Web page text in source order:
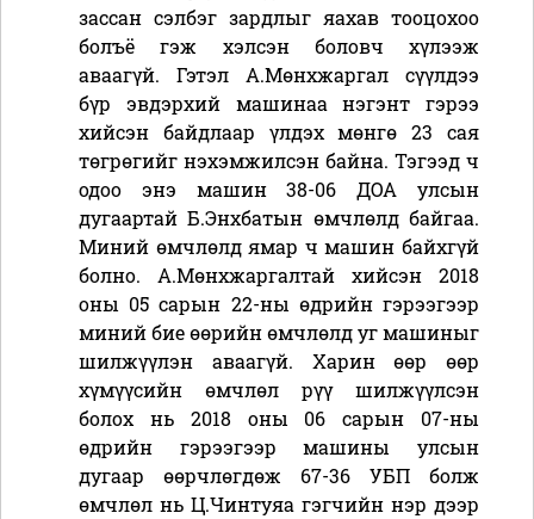
зассан сэлбэг зардлыг яахав тооцохоо
болъё гэж хэлсэн боловч хүлээж
аваагүй. Гэтэл А.Мөнхжаргал сүүлдээ
бүр эвдэрхий машинаа нэгэнт гэрээ
хийсэн байдлаар үлдэх мөнгө 23 сая
төгрөгийг нэхэмжилсэн байна. Тэгээд ч
одоо энэ машин 38-06 ДОА улсын
дугаартай Б.Энхбатын өмчлөлд байгаа.
Миний өмчлөлд ямар ч машин байхгүй
болно. А.Мөнхжаргалтай хийсэн 2018
оны 05 сарын 22-ны өдрийн гэрээгээр
миний бие өөрийн өмчлөлд уг машиныг
шилжүүлэн аваагүй. Харин өөр өөр
хүмүүсийн өмчлөл рүү шилжүүлсэн
болох нь 2018 оны 06 сарын 07-ны
өдрийн гэрээгээр машины улсын
дугаар өөрчлөгдөж 67-36 УБП болж
өмчлөл нь Ц.Чинтуяа гэгчийн нэр дээр